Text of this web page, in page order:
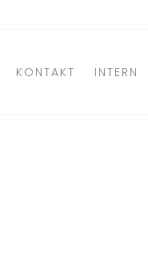
KONTAKT INTERN